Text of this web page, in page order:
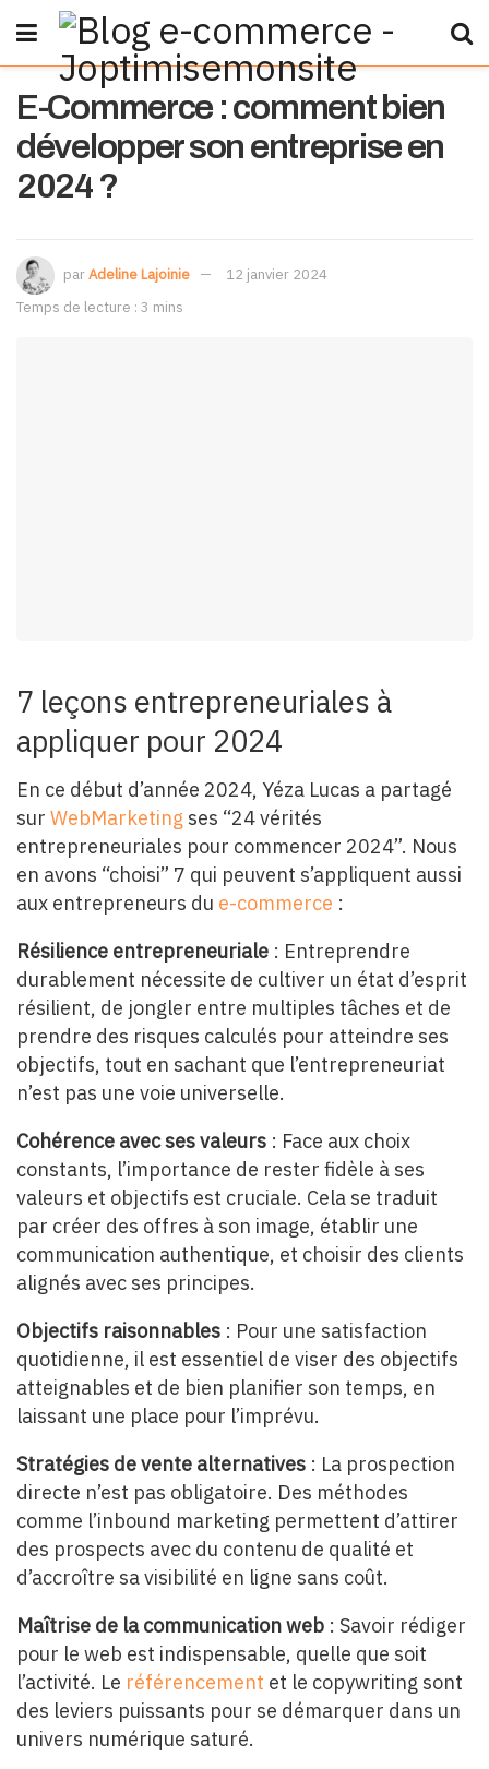
E-Commerce : comment bien
développer son entreprise en
2024 ?
parAdeline Lajoinie
12 janvier 2024
Temps de lecture : 3 mins
7 leçons entrepreneuriales à
appliquer pour 2024
En ce début d’année 2024, Yéza Lucas a partagé
sur WebMarketing ses “24 vérités
entrepreneuriales pour commencer 2024”. Nous
en avons “choisi” 7 qui peuvent s’appliquent aussi
aux entrepreneurs du e-commerce :
Résilience entrepreneuriale : Entreprendre
durablement nécessite de cultiver un état d’esprit
résilient, de jongler entre multiples tâches et de
prendre des risques calculés pour atteindre ses
objectifs, tout en sachant que l’entrepreneuriat
n’est pas une voie universelle.
Cohérence avec ses valeurs : Face aux choix
constants, l’importance de rester fidèle à ses
valeurs et objectifs est cruciale. Cela se traduit
par créer des offres à son image, établir une
communication authentique, et choisir des clients
alignés avec ses principes.
Objectifs raisonnables : Pour une satisfaction
quotidienne, il est essentiel de viser des objectifs
atteignables et de bien planifier son temps, en
laissant une place pour l’imprévu.
Stratégies de vente alternatives : La prospection
directe n’est pas obligatoire. Des méthodes
comme l’inbound marketing permettent d’attirer
des prospects avec du contenu de qualité et
d’accroître sa visibilité en ligne sans coût.
Maîtrise de la communication web : Savoir rédiger
pour le web est indispensable, quelle que soit
l’activité. Le référencement et le copywriting sont
des leviers puissants pour se démarquer dans un
univers numérique saturé.